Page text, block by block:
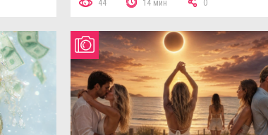
44 14 мин 0